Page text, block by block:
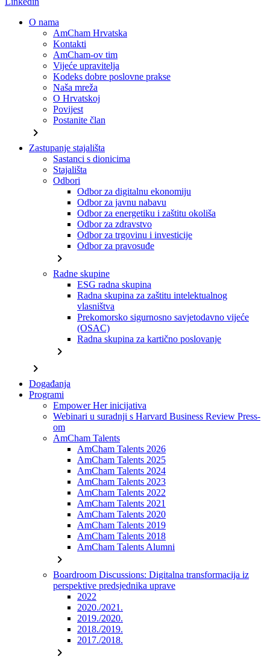
O nama
AmCham Hrvatska
Kontakti
AmCham-ov tim
Vijeće upravitelja
Kodeks dobre poslovne prakse
Naša mreža
O Hrvatskoj
Povijest
Postanite član
chevron_right
Zastupanje stajališta
Sastanci s dionicima
Stajališta
Odbori
Odbor za digitalnu ekonomiju
Odbor za javnu nabavu
Odbor za energetiku i zaštitu okoliša
Odbor za zdravstvo
Odbor za trgovinu i investicije
Odbor za pravosuđe
chevron_right
Radne skupine
ESG radna skupina
Radna skupina za zaštitu intelektualnog
vlasništva
Prekomorsko sigurnosno savjetodavno vijeće
(OSAC)
Radna skupina za kartično poslovanje
chevron_right
chevron_right
Događanja
Programi
Empower Her inicijativa
Webinari u suradnji s Harvard Business Review Press-
om
AmCham Talents
AmCham Talents 2026
AmCham Talents 2025
AmCham Talents 2024
AmCham Talents 2023
AmCham Talents 2022
AmCham Talents 2021
AmCham Talents 2020
AmCham Talents 2019
AmCham Talents 2018
AmCham Talents Alumni
chevron_right
Boardroom Discussions: Digitalna transformacija iz
perspektive predsjednika uprave
2022
2020./2021.
2019./2020.
2018./2019.
2017./2018.
chevron_right